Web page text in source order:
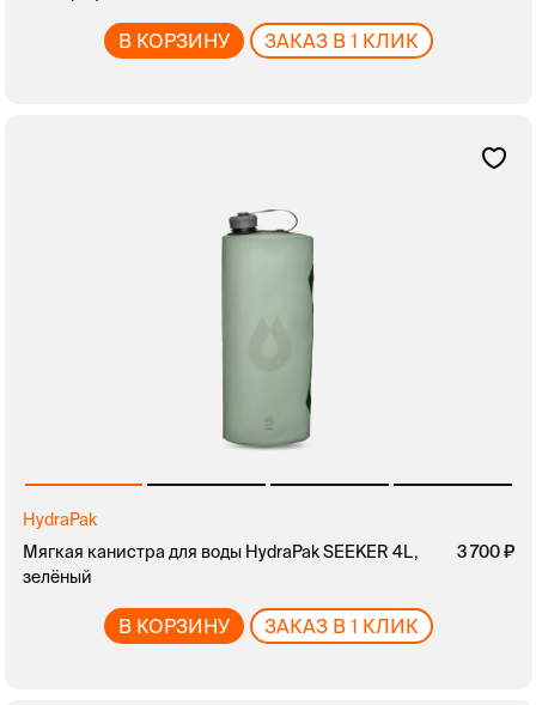
В КОРЗИНУ ЗАКАЗ В 1 КЛИК
HydraPak
Мягкая канистра для воды HydraPak SEEKER 4L,
зелёный
3 700
В КОРЗИНУ ЗАКАЗ В 1 КЛИК